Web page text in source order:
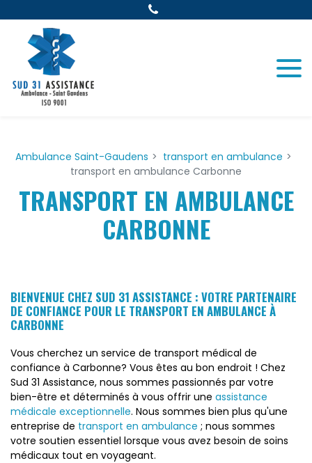
Ambulance Saint-Gaudens
transport en ambulance
transport en ambulance Carbonne
TRANSPORT EN AMBULANCE
CARBONNE
BIENVENUE CHEZ SUD 31 ASSISTANCE : VOTRE PARTENAIRE
DE CONFIANCE POUR LE TRANSPORT EN AMBULANCE À
CARBONNE
Vous cherchez un service de transport médical de
confiance à Carbonne? Vous êtes au bon endroit ! Chez
Sud 31 Assistance, nous sommes passionnés par votre
bien-être et déterminés à vous offrir une assistance
médicale exceptionnelle. Nous sommes bien plus qu'une
entreprise de transport en ambulance ; nous sommes
votre soutien essentiel lorsque vous avez besoin de soins
médicaux tout en voyageant.
Panneau de gestion des cookies